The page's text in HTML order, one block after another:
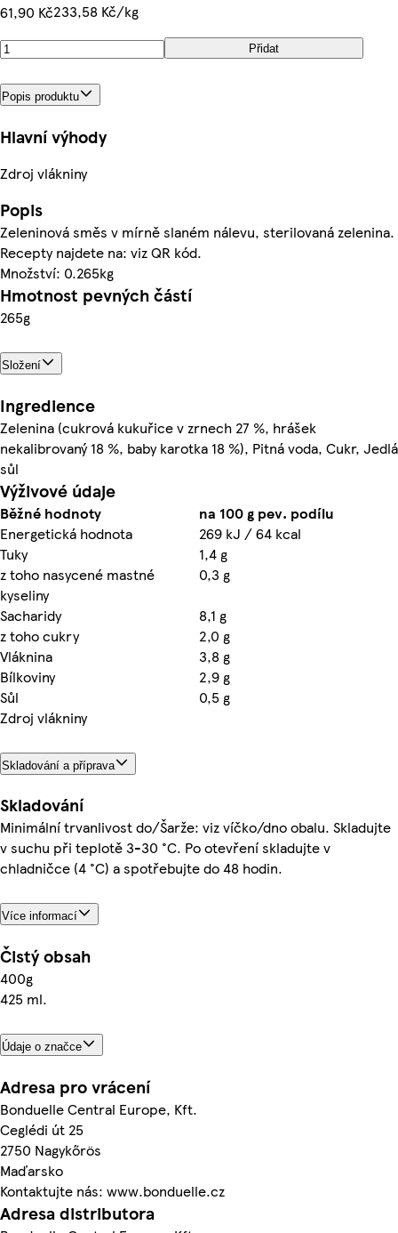
61,90 Kč233,58 Kč/kg
Přidat
Popis produktu
Hlavní výhody
Zdroj vlákniny
Popis
Zeleninová směs v mírně slaném nálevu, sterilovaná zelenina.
Recepty najdete na: viz QR kód.
Množství: 0.265kg
Hmotnost pevných částí
265g
Složení
Ingredience
Zelenina (cukrová kukuřice v zrnech 27 %, hrášek
nekalibrovaný 18 %, baby karotka 18 %), Pitná voda, Cukr, Jedlá
sůl
Výživové údaje
Běžné hodnoty
na 100 g pev. podílu
Energetická hodnota
269 kJ / 64 kcal
Tuky
1,4 g
z toho nasycené mastné
kyseliny
0,3 g
Sacharidy
8,1 g
z toho cukry
2,0 g
Vláknina
3,8 g
Bílkoviny
2,9 g
Sůl
0,5 g
Zdroj vlákniny
Skladování a příprava
Skladování
Minimální trvanlivost do/Šarže: viz víčko/dno obalu. Skladujte
v suchu při teplotě 3-30 °C. Po otevření skladujte v
chladničce (4 °C) a spotřebujte do 48 hodin.
Více informací
Čistý obsah
400g
425 ml.
Údaje o značce
Adresa pro vrácení
Bonduelle Central Europe, Kft.
Ceglédi út 25
2750 Nagykőrös
Maďarsko
Kontaktujte nás: www.bonduelle.cz
Adresa distributora